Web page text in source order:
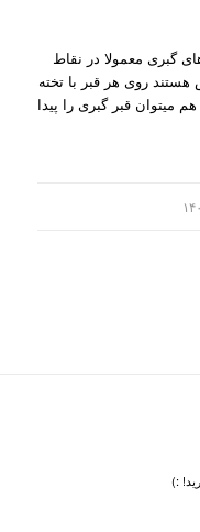
گبری معمولا در نقاط
هستند روی هر قبر با تخته
میتوان قبر گبری را پیدا
:)